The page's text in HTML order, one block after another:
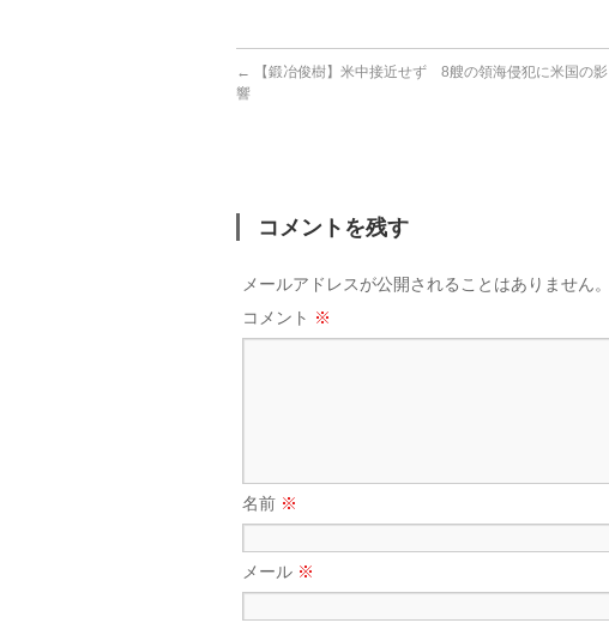
←
【鍛冶俊樹】米中接近せず 8艘の領海侵犯に米国の影
響
コメントを残す
メールアドレスが公開されることはありません。
コメント ※
名前 ※
メール ※